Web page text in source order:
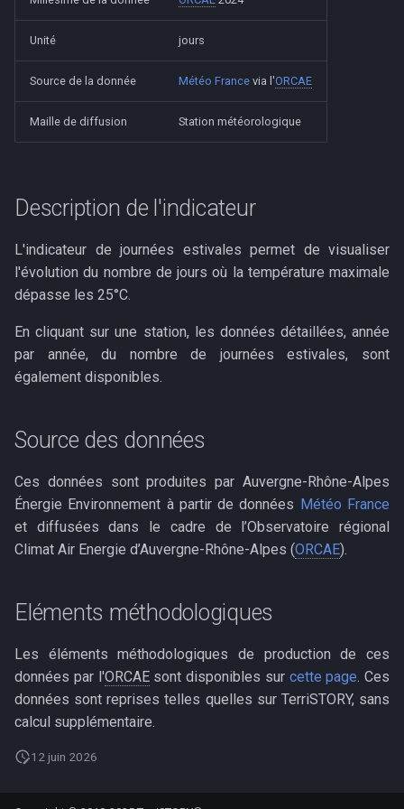
e
e
h
e
c
e
Modules simulateurs
Évolutions passées du
nombre de journées
tropicales
Démographie
Unité jours
Source de la donnée Météo France via l'ORCAE
Maille de diffusion Station météorologique
Description de l'indicateur
L'indicateur de journées estivales permet de visualiser
l'évolution du nombre de jours où la température maximale
dépasse les 25°C.
En cliquant sur une station, les données détaillées, année
par année, du nombre de journées estivales, sont
également disponibles.
Source des données
Ces données sont produites par Auvergne-Rhône-Alpes
Énergie Environnement à partir de données Météo France
et diffusées dans le cadre de l’Observatoire régional
Climat Air Energie d’Auvergne-Rhône-Alpes (ORCAE).
Eléments méthodologiques
Les éléments méthodologiques de production de ces
données par l'ORCAEsont disponibles sur cette page. Ces
données sont reprises telles quelles sur TerriSTORY, sans
calcul supplémentaire.
12 juin 2026